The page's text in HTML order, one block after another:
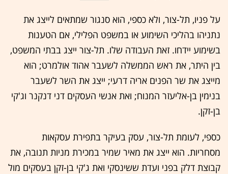
על פניו, תל-צור, ולא כספי, הוא סנגור שמתאים לייצג את
נתניהו בהליכי השימוע או במשפט הפלילי, אם הטענות
בשימוע יידחו. זאת העבודה שלו. תל-צור ייצג בבתי המשפט,
בין היתר, את ראש הממשלה לשעבר אהוד אולמרט; הוא
מייצג את שר הפנים אריה דרעי; ייצג את השר לשעבר
בנימין בן-אליעזר המנוח; ואת אנשי העסקים דני דנקנר וג'קי
בן-זקן.
כספי, לעומת תל-צור, עסק בעיקר בתפירת עסקאות
מסחריות. הוא ייצג את מאיר שמיר במכירת מניות תנובה, את
קבוצת דלק בפני ועדת ששינסקי ואת ג'קי בן-זקן בעסקים מול